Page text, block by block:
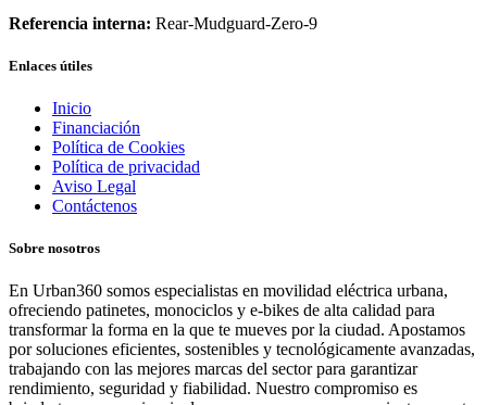
Referencia interna: Rear-Mudguard-Zero-9
Enlaces útiles
Inicio
Financiación
Política de Cookies
Política de privacidad
Aviso Legal
Contáctenos
Sobre nosotros
En Urban360 somos especialistas en movilidad eléctrica urbana,
ofreciendo patinetes, monociclos y e-bikes de alta calidad para
transformar la forma en la que te mueves por la ciudad. Apostamos
por soluciones eficientes, sostenibles y tecnológicamente avanzadas,
trabajando con las mejores marcas del sector para garantizar
rendimiento, seguridad y fiabilidad. Nuestro compromiso es